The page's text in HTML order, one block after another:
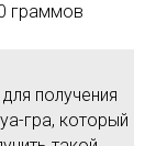
граммов
получения
гра, который